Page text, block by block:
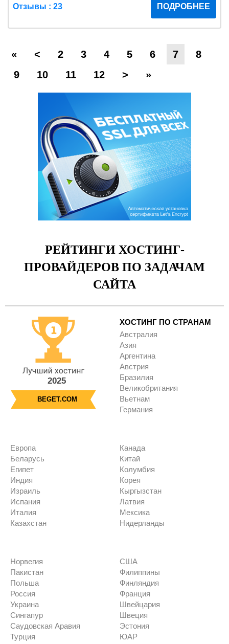
Отзывы : 23 ПОДРОБНЕЕ
« < 2 3 4 5 6 7
8
9
10 11 12 > »
РЕЙТИНГИ ХОСТИНГ-
ПРОВАЙДЕРОВ ПО ЗАДАЧАМ
САЙТА
2025
BEGET.COM
ХОСТИНГ ПО СТРАНАМ
Австралия
Азия
Аргентина
Австрия
Бразилия
Великобритания
Вьетнам
Германия
Европа
Беларусь
Египет
Индия
Израиль
Испания
Италия
Казахстан
Канада
Китай
Колумбия
Корея
Кыргызстан
Латвия
Мексика
Нидерланды
Норвегия
Пакистан
Польша
Россия
Украина
Сингапур
Саудовская Аравия
Турция
США
Филиппины
Финляндия
Франция
Швейцария
Швеция
Эстония
ЮАР